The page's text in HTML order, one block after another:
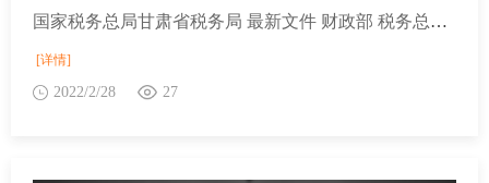
国家税务总局甘肃省税务局 最新文件 财政部 税务总局关于延续执行部分国家商品储备税收优惠政策的公告
[详情]
2022/2/28 27